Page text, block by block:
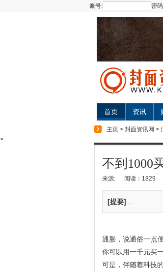
账号: 密
首页 资讯
主页 > 封面资讯网 >
>
不到1000
来源: 阅读：1829
[提要]
通胀，说通俗一点
你可以用一千元买
可是，伴随着科技